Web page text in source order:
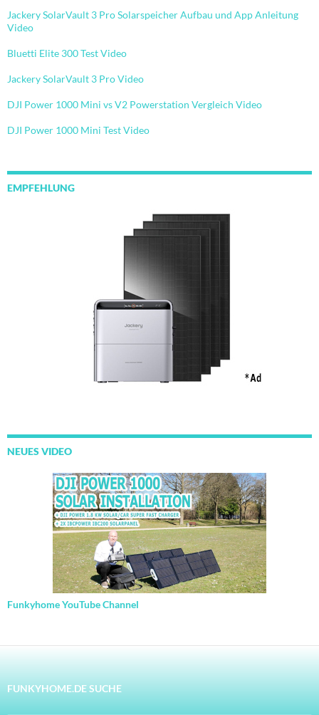
Jackery SolarVault 3 Pro Solarspeicher Aufbau und App Anleitung
Video
Bluetti Elite 300 Test Video
Jackery SolarVault 3 Pro Video
DJI Power 1000 Mini vs V2 Powerstation Vergleich Video
DJI Power 1000 Mini Test Video
EMPFEHLUNG
NEUES VIDEO
Funkyhome YouTube Channel
FUNKYHOME.DE SUCHE